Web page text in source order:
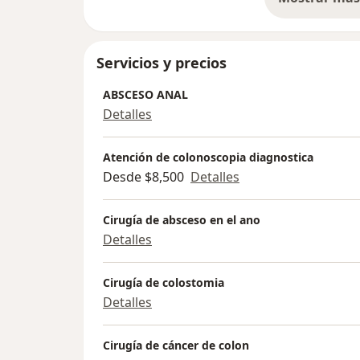
Servicios y precios
ABSCESO ANAL
Detalles
Atención de colonoscopia diagnostica
Desde $8,500 Detalles
Cirugía de absceso en el ano
Detalles
Cirugía de colostomia
Detalles
Cirugía de cáncer de colon